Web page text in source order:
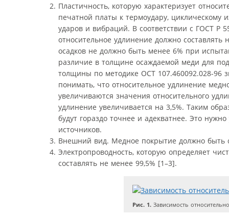
Пластичность, которую характеризует
печатной платы к термоудару,
ударов и вибраций. В соответствии с ГОСТ Р
относительное удлинение должно
осадков не должно быть менее 6% при
различие в толщине осаждаемой меди для
толщины по методике ОСТ 107.460092.028-96
понимать, что относительное удлинение
увеличиваются значения относительного
удлинение увеличивается на 3,5%. Таким
будут гораздо точнее и адекватнее. Это
источников.
Внешний вид. Медное покрытие должно быть
Электропроводность, которую определяет
составлять не менее 99,5% [1–3].
Рис. 1. Зависимость